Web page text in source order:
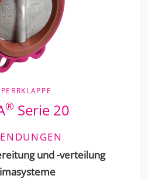
® Serie 20
und -verteilung